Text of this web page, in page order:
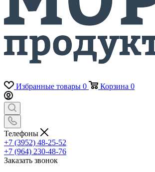
Избранные товары 0 Корзина 0
Телефоны
+7 (3952) 48-25-52
+7 (964) 230-48-76
Заказать звонок